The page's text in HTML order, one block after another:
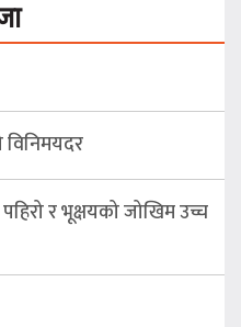
विनिमयदर
र भूक्षयको जोखिम उच्च